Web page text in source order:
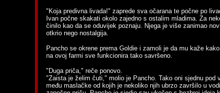
"Koja predivna livada!" zaprede sva očarana te počne po
Ivan počne skakati okolo zajedno s ostalim mladima. Za
činilo kao da se oduvijek poznaju. Njega je više zanimao
otkrio nego nostalgija.
Pancho se okrene prema Goldie i zamoli je da mu kaže
na ovoj farmi sve funkcionira tako savršeno.
"Duga priča," reče ponovo.
"Zaista je želim čuti," molio je Pancho. Tako oni sjednu pod
među maslačke od kojih je nekoliko njih ubrzo završilo u